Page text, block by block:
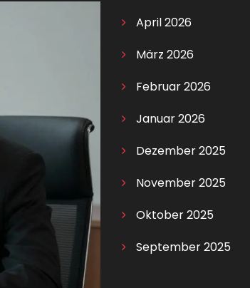
April 2026
März 2026
Februar 2026
Januar 2026
Dezember 2025
November 2025
Oktober 2025
September 2025